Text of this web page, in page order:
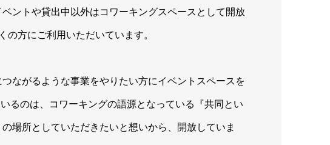
ントや貸出中以外はコワーキングスペースとして開放
方にご利用いただいています。
ながるような事業をやりたい方にイベントスペースを
るのは、コワーキングの語源となっている『共同とい
場所としていただきたいと想いから、開放していま